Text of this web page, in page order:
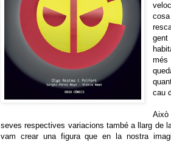
cau
seves respectives variacions també a llarg de
vam crear una figura que en la nostra